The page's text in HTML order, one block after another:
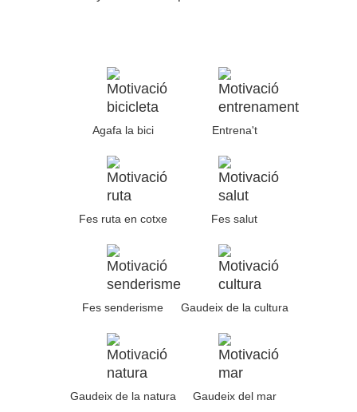
Agafa la bici Entrena't
Fes ruta en cotxe Fes salut
Fes senderisme Gaudeix de la cultura
Gaudeix de la natura Gaudeix del mar